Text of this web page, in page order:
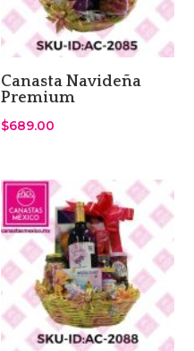
Canasta Navideña
Premium
$689.00